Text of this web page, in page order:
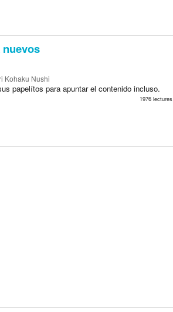
Kohaku Nushi
papelítos para apuntar el contenido incluso.
1976 lectures